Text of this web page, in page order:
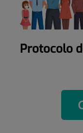
Protocolo